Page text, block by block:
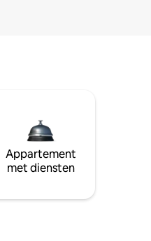
Appartement
met diensten